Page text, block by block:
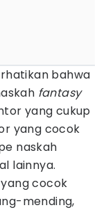
bahwa
fantasy
yang cukup
yang cocok
naskah
lainnya.
cocok
mending,